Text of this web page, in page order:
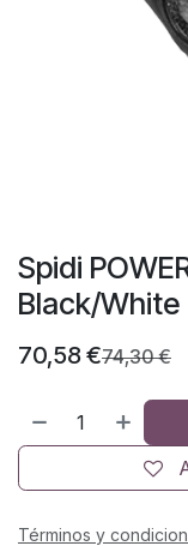
Spidi
Black/White
70,58€74,30€
Términos y